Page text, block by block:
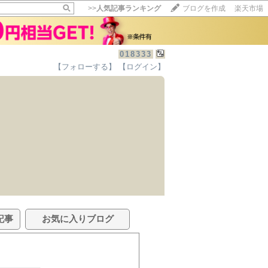
>>人気記事ランキング ブログを作成 楽天市場
018333
【フォローする】 【ログイン】
事 お気に入りブログ